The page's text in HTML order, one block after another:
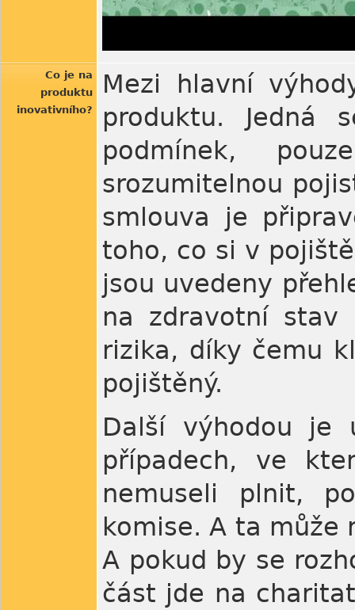
Co je na
produktu
inovativního?
Mezi hlavní
produktu. Jedná
podmínek,
srozumitelnou
smlouva je
toho, co si v
jsou uvedeny
na zdravotní stav
rizika, díky čemu
pojištěný.
Další výhodou je
případech, ve
nemuseli plnit,
komise. A ta může
A pokud by se
část jde na